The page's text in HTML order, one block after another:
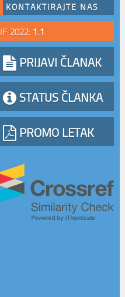
KONTAKTIRAJTE NAS
IF 2022: 1.1
PRIJAVI ČLANAK
STATUS ČLANKA
PROMO LETAK